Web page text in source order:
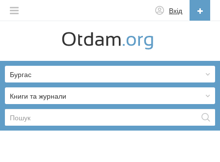
Вхід
English
Русский
Українська
Книги та журнали
Бургас